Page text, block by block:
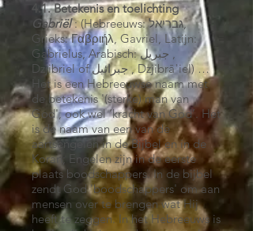
4.1. Betekenis en toelichting
Gabriël: (Hebreeuws: גבריאל,
Grieks: Γαβριήλ, Gavriel, Latijn:
Gabrielus, Arabisch: جبريل ,
Dzjibriel of جبرائيل , Dzjibrāʾiel) …
Het is een Hebreeuwse naam met
de betekenis '(sterke) man van
God', ook wel ‘kracht van God’. Het
is de naam van een van de
aartsengelen in de Bijbel en in de
Koran; Engelen zijn in de eerste
plaats boodschappers. In de bijbel
zendt God 'boodschappers' om aan
mensen over te brengen wat Hij
heeft te zeggen. In het Hebreeuws is